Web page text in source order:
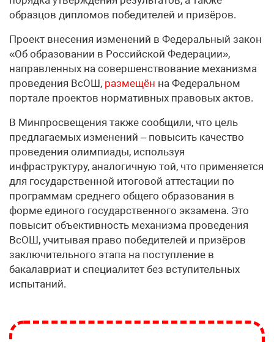
образцов дипломов победителей и призёров.
Проект внесения изменений в Федеральный закон
«Об образовании в Российской Федерации»,
направленных на совершенствование механизма
проведения ВсОШ, размещён на Федеральном
портале проектов нормативных правовых актов.
В Минпросвещения также сообщили, что цель
предлагаемых изменений – повысить качество
проведения олимпиады, используя
инфраструктуру, аналогичную той, что применяется
для государственной итоговой аттестации по
программам среднего общего образования в
форме единого государственного экзамена. Это
повысит объективность механизма проведения
ВсОШ, учитывая право победителей и призёров
заключительного этапа на поступление в
бакалавриат и специалитет без вступительных
испытаний.